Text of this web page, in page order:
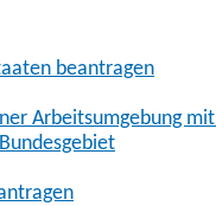
beantragen
Arbeitsumgebung